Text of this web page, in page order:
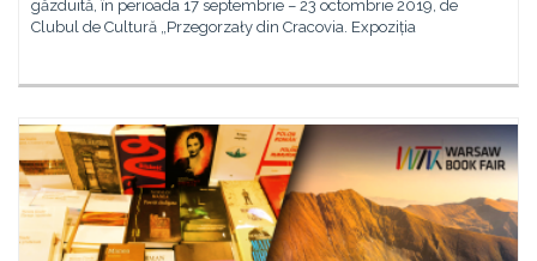
găzduită, în perioada 17 septembrie – 23 octombrie 2019, de
Clubul de Cultură „Przegorzały din Cracovia. Expoziția